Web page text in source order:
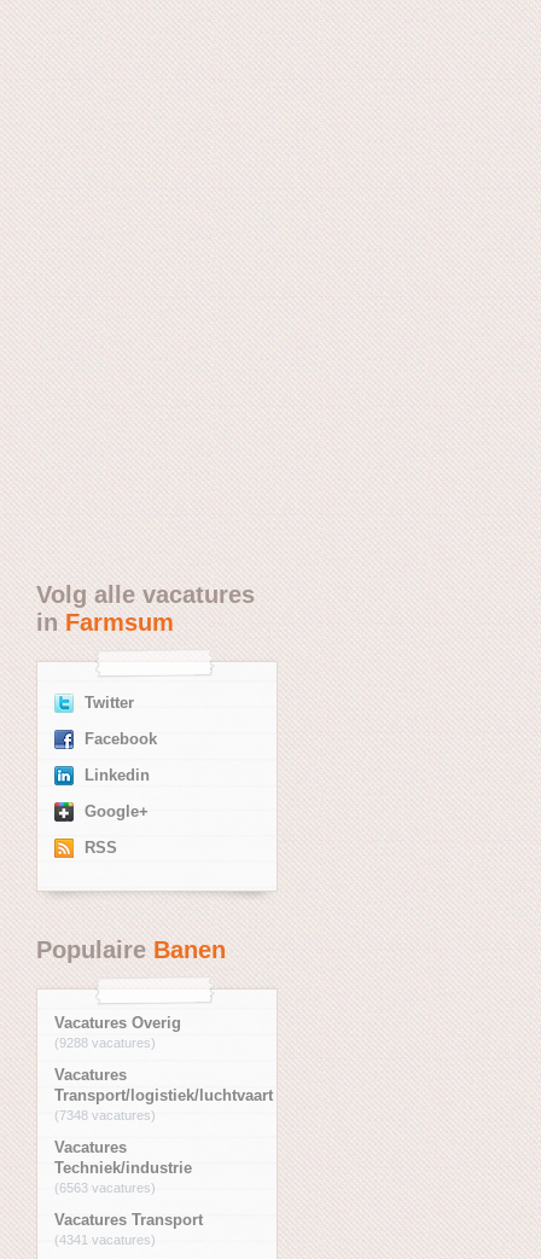
Volg alle vacatures
inFarmsum
Twitter
Facebook
Linkedin
Google+
RSS
PopulaireBanen
Vacatures Overig
(9288 vacatures)
Vacatures
Transport/logistiek/luchtvaart
(7348 vacatures)
Vacatures
Techniek/industrie
(6563 vacatures)
Vacatures Transport
(4341 vacatures)